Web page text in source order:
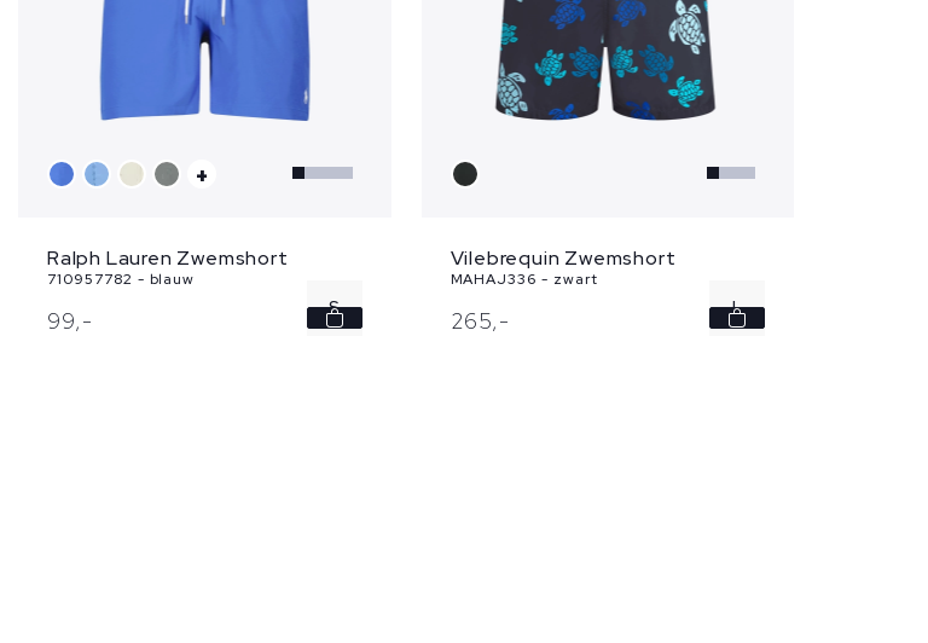
+
Ralph Lauren Zwemshort
710957782 - blauw
99,- S
Vilebrequin Zwemshort
MAHAJ336 - zwart
265,- L